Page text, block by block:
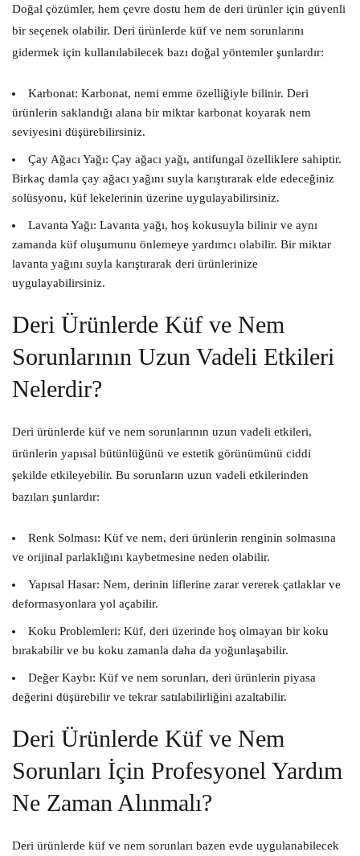
Doğal çözümler, hem çevre dostu hem de deri ürünler için güvenli
bir seçenek olabilir. Deri ürünlerde küf ve nem sorunlarını
gidermek için kullanılabilecek bazı doğal yöntemler şunlardır:
Karbonat: Karbonat, nemi emme özelliğiyle bilinir. Deri
ürünlerin saklandığı alana bir miktar karbonat koyarak nem
seviyesini düşürebilirsiniz.
Çay Ağacı Yağı: Çay ağacı yağı, antifungal özelliklere sahiptir.
Birkaç damla çay ağacı yağını suyla karıştırarak elde edeceğiniz
solüsyonu, küf lekelerinin üzerine uygulayabilirsiniz.
Lavanta Yağı: Lavanta yağı, hoş kokusuyla bilinir ve aynı
zamanda küf oluşumunu önlemeye yardımcı olabilir. Bir miktar
lavanta yağını suyla karıştırarak deri ürünlerinize
uygulayabilirsiniz.
Deri Ürünlerde Küf ve Nem
Sorunlarının Uzun Vadeli Etkileri
Nelerdir?
Deri ürünlerde küf ve nem sorunlarının uzun vadeli etkileri,
ürünlerin yapısal bütünlüğünü ve estetik görünümünü ciddi
şekilde etkileyebilir. Bu sorunların uzun vadeli etkilerinden
bazıları şunlardır:
Renk Solması: Küf ve nem, deri ürünlerin renginin solmasına
ve orijinal parlaklığını kaybetmesine neden olabilir.
Yapısal Hasar: Nem, derinin liflerine zarar vererek çatlaklar ve
deformasyonlara yol açabilir.
Koku Problemleri: Küf, deri üzerinde hoş olmayan bir koku
bırakabilir ve bu koku zamanla daha da yoğunlaşabilir.
Değer Kaybı: Küf ve nem sorunları, deri ürünlerin piyasa
değerini düşürebilir ve tekrar satılabilirliğini azaltabilir.
Deri Ürünlerde Küf ve Nem
Sorunları İçin Profesyonel Yardım
Ne Zaman Alınmalı?
Deri ürünlerde küf ve nem sorunları bazen evde uygulanabilecek